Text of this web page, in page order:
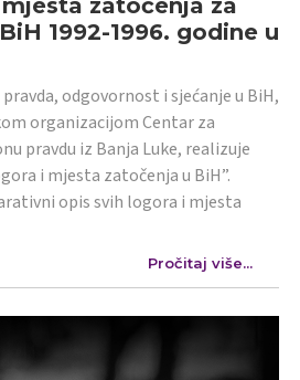
1992-1996. godine u
odgovornost i sjećanje u BiH,
organizacijom Centar za
pravdu iz Banja Luke, realizuje
i mjesta zatočenja u BiH”.
opis svih logora i mjesta
Pročitaj više...